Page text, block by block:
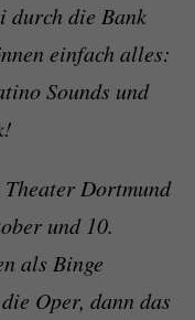
durch die Bank
einfach alles:
Sounds und
Theater Dortmund
und 10.
als Binge
Oper, dann das